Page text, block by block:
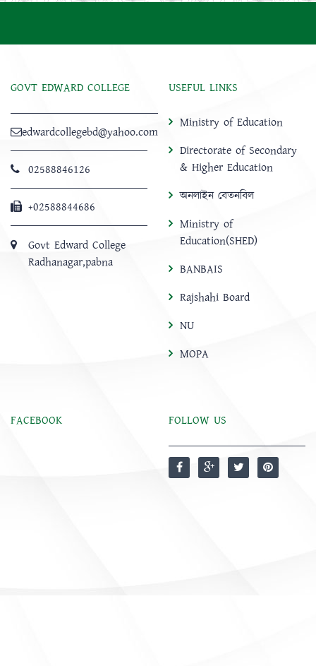
GOVT EDWARD COLLEGE
edwardcollegebd@yahoo.com
02588846126
+02588844686
Govt Edward College
Radhanagar,pabna
USEFUL LINKS
Ministry of Education
Directorate of Secondary
& Higher Education
অনলাইন বেতনবিল
Ministry of
Education(SHED)
BANBAIS
Rajshahi Board
NU
MOPA
FACEBOOK FOLLOW US